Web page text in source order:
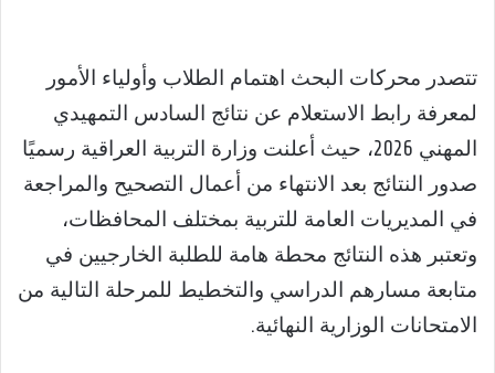
تتصدر محركات البحث اهتمام الطلاب وأولياء الأمور
لمعرفة رابط الاستعلام عن نتائج السادس التمهيدي
المهني 2026، حيث أعلنت وزارة التربية العراقية رسميًا
صدور النتائج بعد الانتهاء من أعمال التصحيح والمراجعة
في المديريات العامة للتربية بمختلف المحافظات،
وتعتبر هذه النتائج محطة هامة للطلبة الخارجيين في
متابعة مسارهم الدراسي والتخطيط للمرحلة التالية من
الامتحانات الوزارية النهائية.